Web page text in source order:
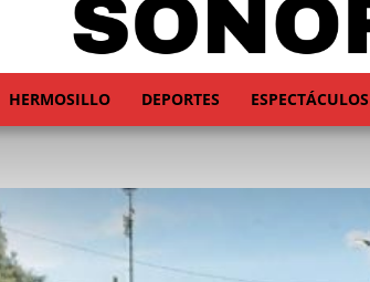
HERMOSILLO DEPORTES ESPECTÁCULOS